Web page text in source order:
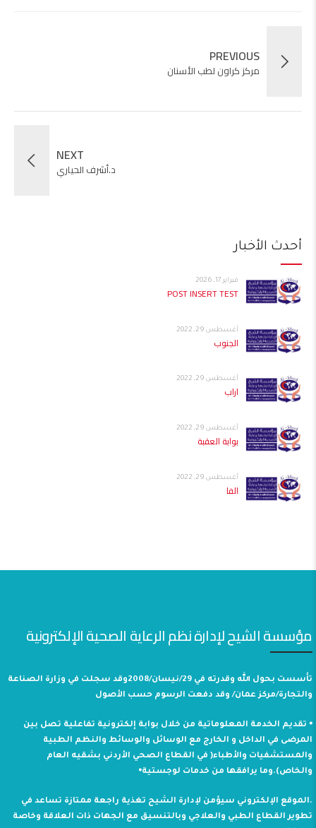
PREVIOUS
مركز كراون لطب الأسنان
NEXT
د.أشرف الحياري
أحدث الأخبار
فبراير 17, 2026
POST INSERT TEST
أغسطس 29, 2022
الجنوب
أغسطس 29, 2022
اراب
أغسطس 29, 2022
بوابة العقبة
أغسطس 29, 2022
الفا
مؤسسة الشيح لإدارة نظم الرعاية الصحية الإلكترونية
تأسست بحول الله وقدرته في 29/نيسان/2008وقد سجلت في وزارة الصناعة
والتجارة/مركز عمان/ وقد دفعت الرسوم حسب الأصول
⦁ تقديم الخدمة المعلوماتية من خلال بوابة إلكترونية تفاعلية تصل بين
المرضى في الداخل و الخارج مع الوسائل والوسائط والنظم الطبية
والمستشفيات والأطباء( في القطاع الصحي الأردني بشقيه العام
والخاص).وما يرافقها من خدمات لوجستية⦁
.الموقع الإلكتروني سيؤمن لإدارة الشيح تغذية راجعة ممتازة تساعد في
تطوير القطاع الطبي والعلاجي وبالتنسيق مع الجهات ذات العلاقة وخاصة